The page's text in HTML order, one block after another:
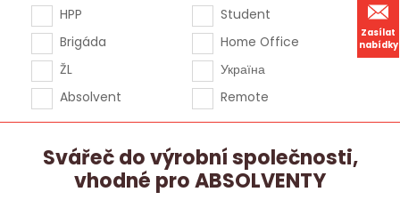
Zasílat
nabídky
HPP
Brigáda
ŽL
Absolvent
Student
Home Office
Україна
Remote
Svářeč do výrobní společnosti,
vhodné pro ABSOLVENTY